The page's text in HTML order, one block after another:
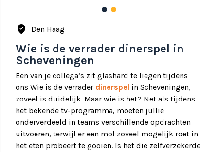
Wie is de verrader dinerspel in
Scheveningen
Een van je collega’s zit glashard te liegen tijdens
ons Wie is de verrader dinerspel in Scheveningen,
zoveel is duidelijk. Maar wie is het? Net als tijdens
het bekende tv-programma, moeten jullie
onderverdeeld in teams verschillende opdrachten
uitvoeren, terwijl er een mol zoveel mogelijk roet in
het eten probeert te gooien. Is het die zelfverzekerde
where_to_vote Den Haag